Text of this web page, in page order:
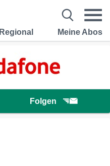
Regional Meine Abos
Folgen